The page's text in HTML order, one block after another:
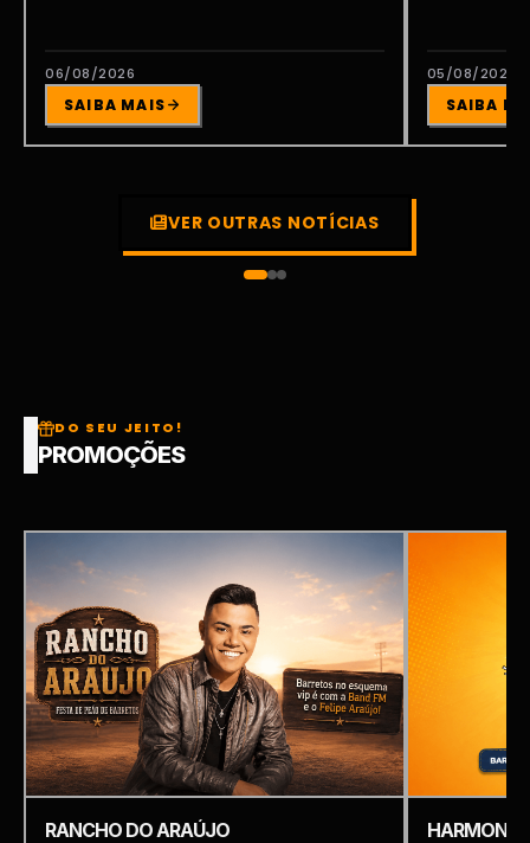
06/08/2026
SAIBA MAIS
05/08/2026
SAIBA
VER OUTRAS NOTÍCIAS
DO SEU JEITO!
PROMOÇÕES
RANCHO DO ARAÚJO